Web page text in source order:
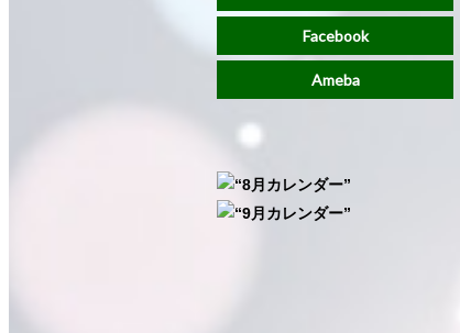
Facebook
Ameba